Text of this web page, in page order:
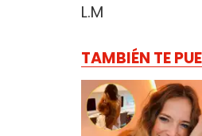
L.M
TAMBIÉN TE